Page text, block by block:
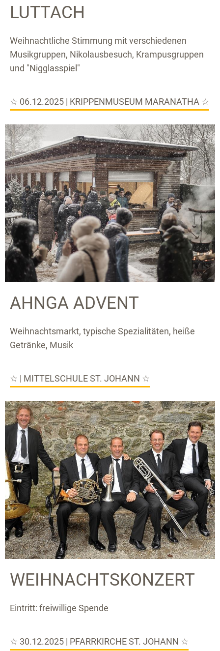
LUTTACH
Weihnachtliche Stimmung mit verschiedenen
Musikgruppen, Nikolausbesuch, Krampusgruppen
und "Nigglasspiel"
☆ 06.12.2025 | KRIPPENMUSEUM MARANATHA ☆
AHNGA ADVENT
Weihnachtsmarkt, typische Spezialitäten, heiße
Getränke, Musik
☆ | MITTELSCHULE ST. JOHANN ☆
WEIHNACHTSKONZERT
Eintritt: freiwillige Spende
☆ 30.12.2025 | PFARRKIRCHE ST. JOHANN ☆